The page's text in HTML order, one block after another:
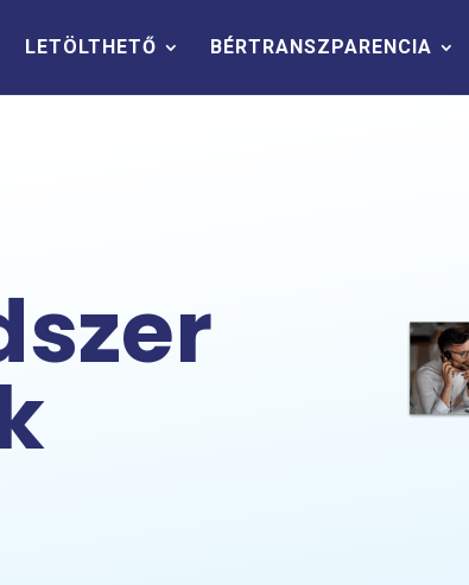
LETÖLTHETŐ BÉRTRANSZPARENCIA